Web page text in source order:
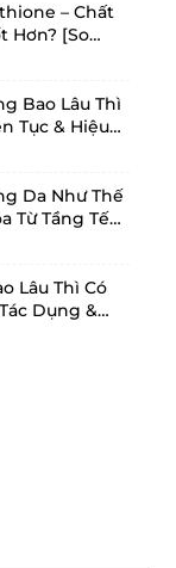
– Chất
Hơn? [So
Bao Lâu Thì
Tục & Hiệu
Da Như Thế
Từ Tầng Tế
Lâu Thì Có
Dụng &